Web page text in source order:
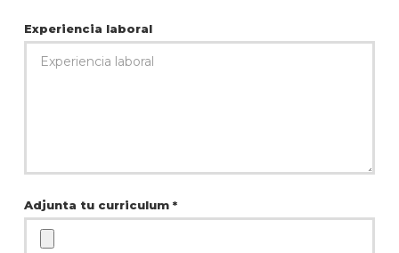
Experiencia laboral
Adjunta tu curriculum *